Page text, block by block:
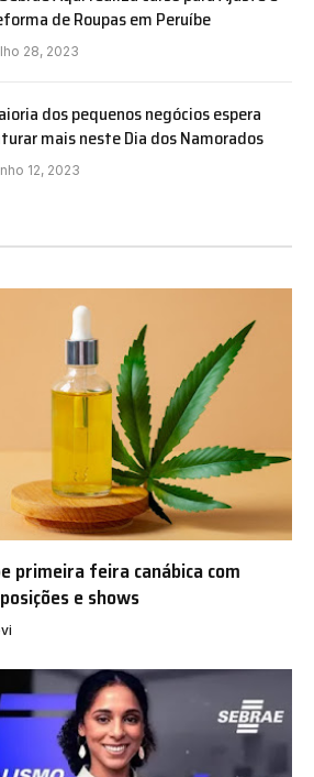
de Roupas em Peruíbe
28, 2023
dos pequenos negócios espera
mais neste Dia dos Namorados
12, 2023
primeira feira canábica com
e shows